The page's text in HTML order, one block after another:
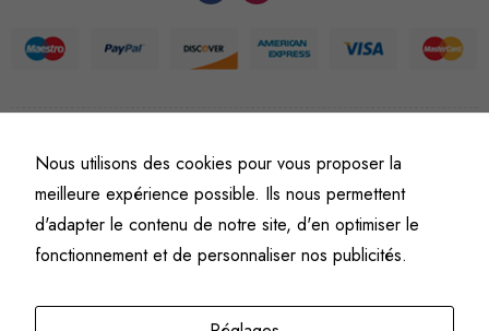
©Fine art numismatics– Tous droits réservés.
Politique de confidentialitéConditions générales de vente et d’utilisation
Mentions légales
Nous utilisons des cookies pour vous proposer la
meilleure expérience possible. Ils nous permettent
d'adapter le contenu de notre site, d'en optimiser le
fonctionnement et de personnaliser nos publicités.
nous
structure du
site Web, en
fonction de
l'usage qu'il